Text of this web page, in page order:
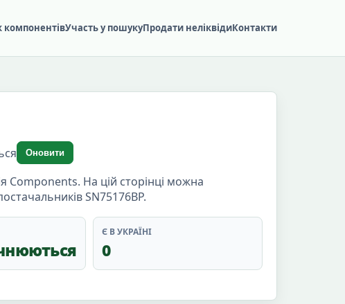
Участь у пошукуПродати неліквідиКонтакти
Оновити
Components. На цій сторінці можна
SN75176BP.
Є В УКРАЇНІ
0